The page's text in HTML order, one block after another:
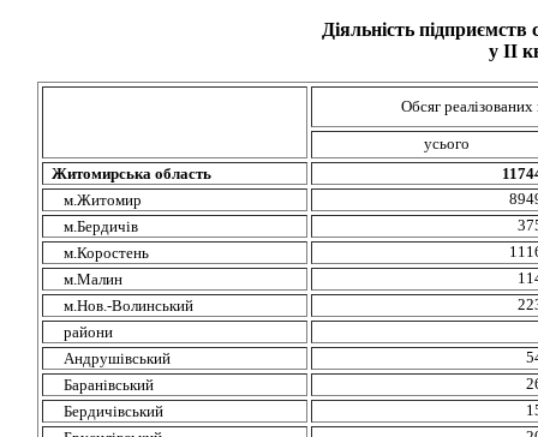
Діяльність
у IІ
Обсяг реалізованих
усього
Житомирська область
м.Житомир
м.Бердичів
м.Коростень
м.Малин
м.Нов.-Волинський
райони
Андрушівський
Баранівський
Бердичівський